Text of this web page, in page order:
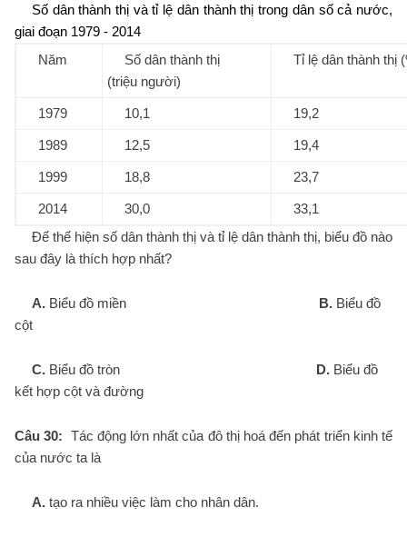
Số dân thành thị và tỉ lệ dân thành thị trong dân số cả nước,
giai đoạn 1979 - 2014
Năm
Số dân thành thị
(triệu người)
Tỉ lệ dân thành thị
1979 10,1 19,2
1989 12,5 19,4
1999 18,8 23,7
2014 30,0
33,1
Để thể hiện số dân thành thị và tỉ lệ dân thành thị, biểu đồ nào
sau đây là thích hợp nhất?
A. Biểu đồ miền B. Biểu đồ
cột
C. Biểu đồ tròn D. Biểu đồ
kết hợp cột và đường
Câu 30: Tác động lớn nhất của đô thị hoá đến phát triển kinh tế
của nước ta là
A. tạo ra nhiều việc làm cho nhân dân.